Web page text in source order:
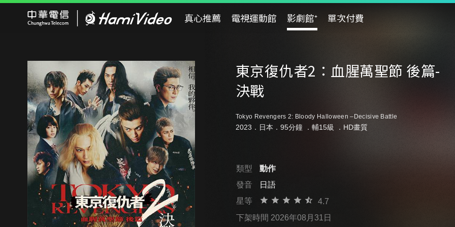
真心推薦 電視運動館 影劇館⁺ 單次付費
東京復仇者2：血腥萬聖節 後篇-
決戰
Tokyo Revengers 2: Bloody Halloween –Decisive Battle
2023．日本．95分鐘 ． 輔15級 ．HD畫質
類型
動作
發音
日語
星等
4.7
下架時間 2026年08月31日